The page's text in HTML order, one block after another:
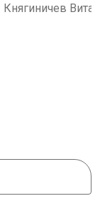
Княгиничев